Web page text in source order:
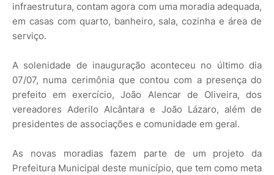
infraestrutura, contam agora com uma moradia adequada,
em casas com quarto, banheiro, sala, cozinha e área de
serviço.
A solenidade de inauguração aconteceu no último dia
07/07, numa cerimônia que contou com a presença do
prefeito em exercício, João Alencar de Oliveira, dos
vereadores Aderilo Alcântara e João Lázaro, além de
presidentes de associações e comunidade em geral.
As novas moradias fazem parte de um projeto da
Prefeitura Municipal deste município, que tem como meta